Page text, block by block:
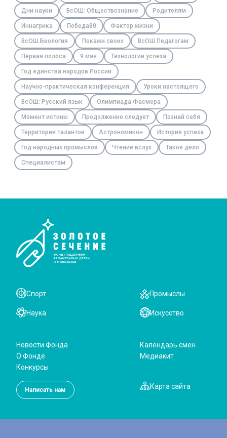
Дни науки ВсОШ: Обществознание Родителям
Иннагрика Победа80 Фактор жизни
ВсОШ.Биология Покажи своих ВсОШ.Педагогам
Первая полоса 9 мая Технологии успеха
Год единства народов России
Научно-практическая конференция Уроки настоящего
ВсОШ: Русский язык Олимпиада Фасмера
Момент истины Продолжение следует Познай себя
Территория талантов Астрономикон История успеха
Год народных промыслов Чтение вслух Такое дело
Специалистам
Наука
Спорт
Искусство
Промыслы
Карта сайта
Написать нам
Новости Фонда
О Фонде
Конкурсы
Календарь смен
Медиакит